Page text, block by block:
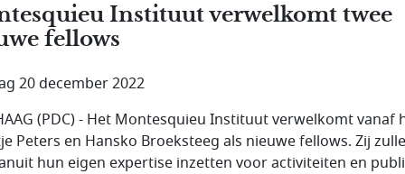
Instituut verwelkomt twee
fellows
20 december 2022
(PDC) - Het Montesquieu Instituut verwelkomt vanaf
Peters en Hansko Broeksteeg als nieuwe fellows. Zij
hun eigen expertise inzetten voor activiteiten en